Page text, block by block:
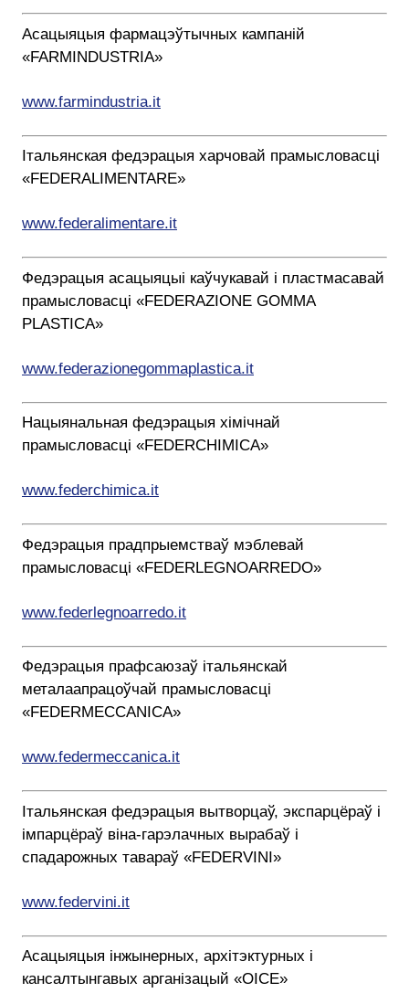
Асацыяцыя фармацэўтычных кампаній
«FARMINDUSTRIA»
www.farmindustria.it
Італьянская федэрацыя харчовай прамысловасці
«FEDERALIMENTARE»
www.federalimentare.it
Федэрацыя асацыяцыі каўчукавай і пластмасавай
прамысловасці «FEDERAZIONE GOMMA
PLASTICA»
www.federazionegommaplastica.it
Нацыянальная федэрацыя хімічнай
прамысловасці «FEDERCHIMICA»
www.federchimica.it
Федэрацыя прадпрыемстваў мэблевай
прамысловасці «FEDERLEGNOARREDO»
www.federlegnoarredo.it
Федэрацыя прафсаюзаў італьянскай
металаапрацоўчай прамысловасці
«FEDERMECCANICA»
www.federmeccanica.it
Італьянская федэрацыя вытворцаў, экспарцёраў і
імпарцёраў віна-гарэлачных вырабаў і
спадарожных тавараў «FEDERVINI»
www.federvini.it
Асацыяцыя інжынерных, архітэктурных і
кансалтынгавых арганізацый «OICE»